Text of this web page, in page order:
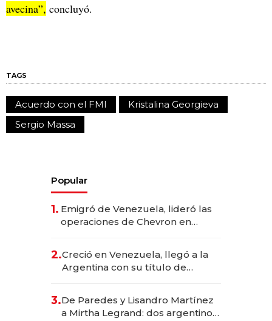
avecina”, concluyó.
TAGS
Acuerdo con el FMI
Kristalina Georgieva
Sergio Massa
Popular
1. Emigró de Venezuela, lideró las
operaciones de Chevron en
2.Creció en Venezuela, llegó a la
Argentina con su título de
las marcas "fast premium"
3.De Paredes y Lisandro Martínez
a Mirtha Legrand: dos argentinos